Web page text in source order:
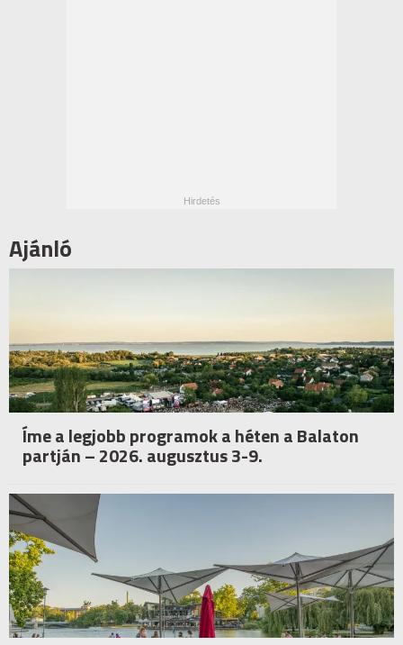
Ajánló
Íme a legjobb programok a héten a Balaton
partján – 2026. augusztus 3-9.